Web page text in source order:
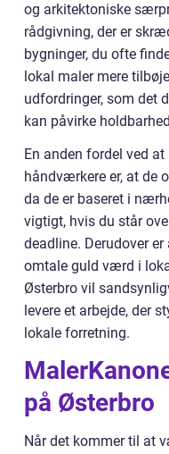
og arkitektoniske
rådgivning, der er
bygninger, du ofte
lokal maler mere
udfordringer, som det
kan påvirke
En anden fordel ved
håndværkere er, at de
da de er baseret i
vigtigt, hvis du står
deadline. Derudover
omtale guld værd i
Østerbro vil
levere et arbejde, der
lokale forretning.
på Østerbro
Når det kommer til at